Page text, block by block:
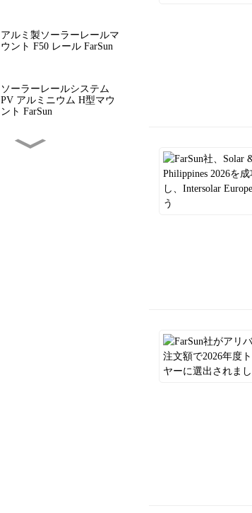
アルミ製ソーラーレールマ
ウント F50 レール FarSun
ソーラーレールシステム
PV アルミニウム H型マウ
ント FarSun
PV傾斜屋根用三角マウン